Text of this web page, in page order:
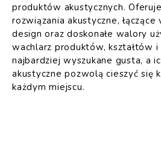
produktów akustycznych.
rozwiązania akustyczne,
design oraz doskonałe walory
wachlarz produktów, kształtów
najbardziej wyszukane gusta, a
akustyczne pozwolą cieszyć się
każdym miejscu.